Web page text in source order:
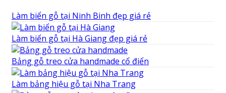
Làm biển gỗ tại Ninh Binh đẹp giá rẻ
Làm biển gỗ tại Hà Giang đẹp giá rẻ
Bảng gỗ treo cửa handmade cổ điển
Làm bảng hiệu gỗ tại Nha Trang